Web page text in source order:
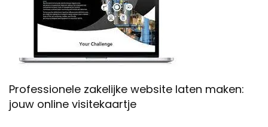
Professionele zakelijke website laten maken:
jouw online visitekaartje